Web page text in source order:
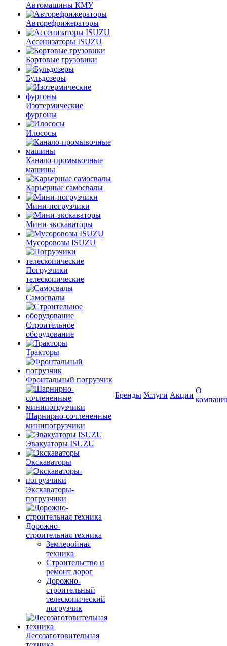
Автомашины КМУ
Авторефрижераторы
Ассенизаторы ISUZU
Бортовые грузовики
Бульдозеры
Изотермические
фургоны
Илососы
Канало-промывочные
машины
Карьерные самосвалы
Мини-погрузчики
Мини-экскаваторы
Мусоровозы ISUZU
Погрузчики
телескопические
Самосвалы
Строительное
оборудование
Тракторы
Фронтальный погрузчик
Шарнирно-сочлененные
минипогрузчики
Эвакуаторы ISUZU
Экскаваторы
Экскаваторы-
погрузчики
Дорожно-
строительная техника
Землеройная
техника
Строительство и
ремонт дорог
Дорожно-
строительный
телескопический
погрузчик
Лесозаготовительная
Бренды Услуги Акции
О